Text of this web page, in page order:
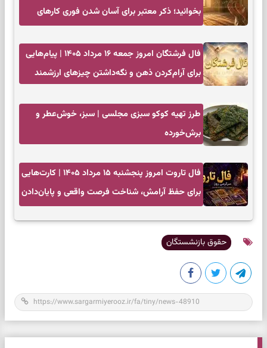
بخوانید؛ ذکر معتبر برای آسان شدن فوری کارهای
فال فرشتگان امروز جمعه ۱۶ مرداد ۱۴۰۵ | پیام‌هایی
برای آرام‌کردن ذهن و نگه‌داشتن چیزهای ارزشمند
طرز تهیه کوکو سبزی مجلسی | سبز، خوش‌عطر و
برش‌خورده
فال تاروت امروز پنجشنبه ۱۵ مرداد ۱۴۰۵ | کارت‌هایی
برای حفظ آرامش، شناخت فرصت واقعی و پایان‌دادن
حقوق بازنشستگان